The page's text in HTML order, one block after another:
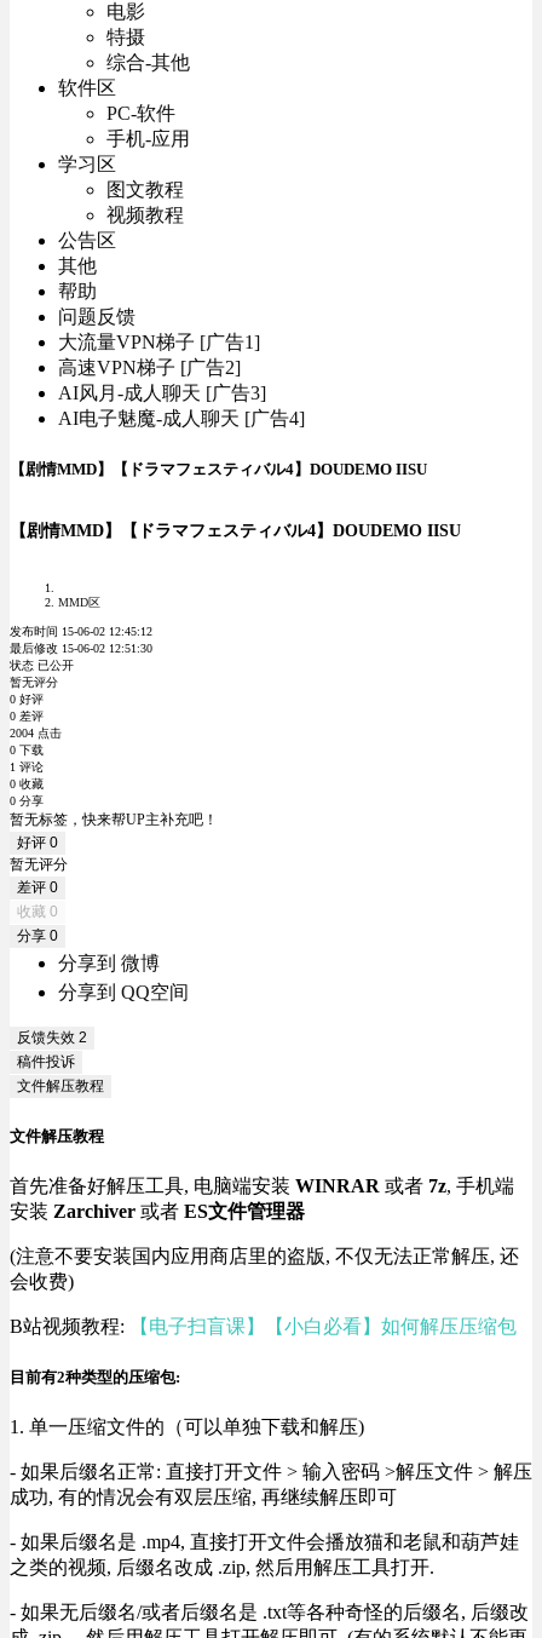
电影
特摄
综合-其他
软件区
PC-软件
手机-应用
学习区
图文教程
视频教程
公告区
其他
帮助
问题反馈
大流量VPN梯子 [广告1]
高速VPN梯子 [广告2]
AI风月-成人聊天 [广告3]
AI电子魅魔-成人聊天 [广告4]
【剧情MMD】【ドラマフェスティバル4】DOUDEMO IISU
【剧情MMD】【ドラマフェスティバル4】DOUDEMO IISU
MMD区
发布时间 15-06-02 12:45:12
最后修改 15-06-02 12:51:30
状态 已公开
暂无评分
0 好评
0 差评
2004 点击
0 下载
1 评论
0 收藏
0 分享
暂无标签，快来帮UP主补充吧！
好评 0
暂无评分
差评 0
收藏 0
分享 0
分享到 微博
分享到 QQ空间
反馈失效 2
稿件投诉
文件解压教程
文件解压教程
首先准备好解压工具, 电脑端安装 WINRAR 或者 7z, 手机端
安装 Zarchiver 或者 ES文件管理器
(注意不要安装国内应用商店里的盗版, 不仅无法正常解压, 还
会收费)
B站视频教程: 【电子扫盲课】【小白必看】如何解压压缩包
目前有2种类型的压缩包:
1. 单一压缩文件的（可以单独下载和解压)
- 如果后缀名正常: 直接打开文件 > 输入密码 >解压文件 > 解压
成功, 有的情况会有双层压缩, 再继续解压即可
- 如果后缀名是 .mp4, 直接打开文件会播放猫和老鼠和葫芦娃
之类的视频, 后缀名改成 .zip, 然后用解压工具打开.
- 如果无后缀名/或者后缀名是 .txt等各种奇怪的后缀名, 后缀改